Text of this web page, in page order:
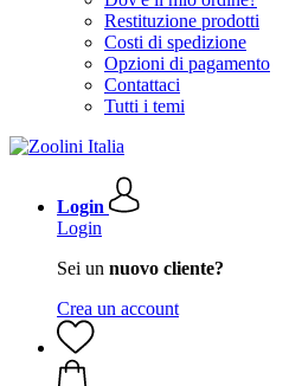
Restituzione prodotti
Costi di spedizione
Opzioni di pagamento
Contattaci
Tutti i temi
Login
Login
Sei un nuovo cliente?
Crea un account